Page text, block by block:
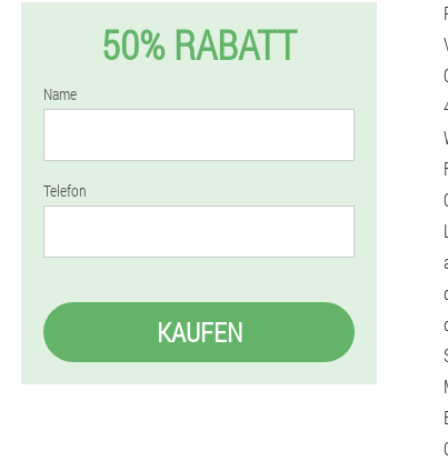
50% RABATT
Name
Telefon
KAUFEN